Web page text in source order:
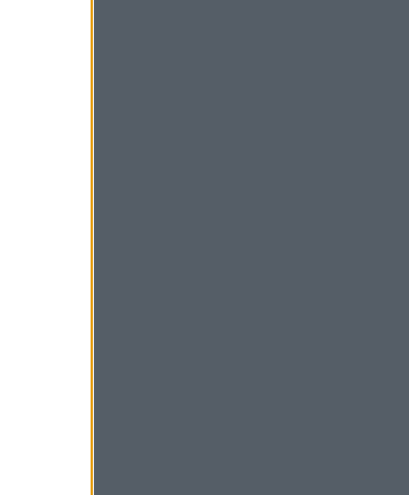
βάρος της Ρωσίας -
Λάιεν
αναμένει έγκριση του
κέρδη 7% για τον χρυσό
εξάρθρωσε
με κέρδη 24 εκατ.
Αναρτήθηκε ο
για την ανάπλαση των
ΠΑΣΟΚ υποκαθιστά την
ανάλυση με πολιτική
3,35 εκατ. ευρώ στο